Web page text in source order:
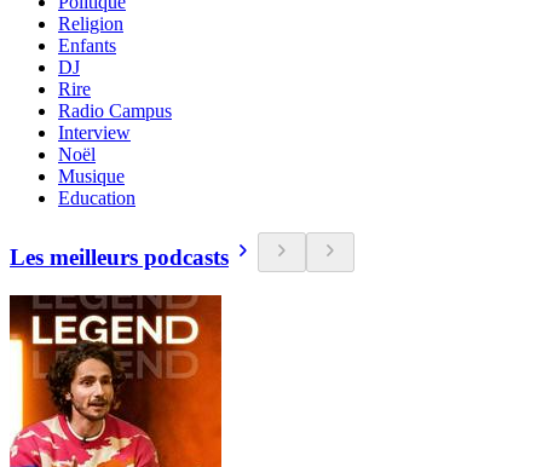
Religion
Enfants
DJ
Rire
Radio Campus
Interview
Noël
Musique
Education
Les meilleurs podcasts